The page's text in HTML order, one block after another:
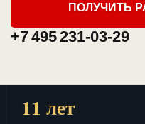
ПОЛУЧИТЬ
+7 495 231-03-29
11 лет